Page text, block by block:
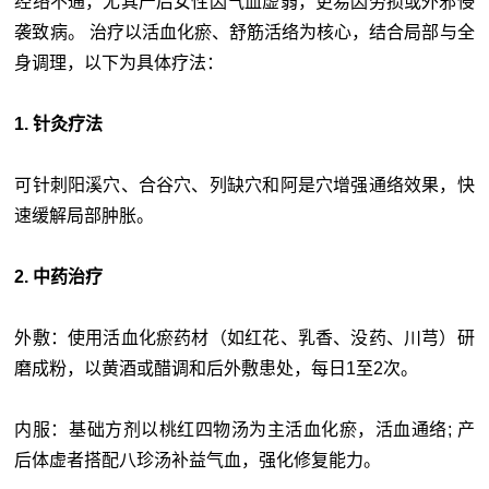
袭致病。 治疗以活血化瘀、舒筋活络为核心，结合局部与全
身调理，以下为具体疗法：
1. 针灸疗法
可针刺阳溪穴、合谷穴、列缺穴和阿是穴增强通络效果，快
速缓解局部肿胀。
2. 中药治疗
外敷：使用活血化瘀药材（如红花、乳香、没药、川芎）研
磨成粉，以黄酒或醋调和后外敷患处，每日1至2次。
内服：基础方剂以桃红四物汤为主活血化瘀，活血通络; 产
后体虚者搭配八珍汤补益气血，强化修复能力。